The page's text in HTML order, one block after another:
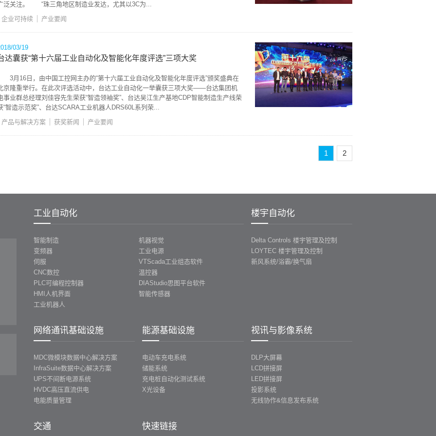
泛关注。 “珠三角地区制造业发达，尤其以3C为...
企业可持续
产业要闻
03/19
达囊获“第十六届工业自动化及智能化年度评选”三项大奖
16日，由中国工控网主办的“第十六届工业自动化及智能化年度评选”颁奖盛典在
京隆重举行。在此次评选活动中，台达工业自动化一举囊获三项大奖——台达集团机
事业群总经理刘佳容先生荣获“智造领袖奖”、台达吴江生产基地CDP智能制造生产线荣
“智造示范奖”、台达SCARA工业机器人DRS60L系列荣...
产品与解决方案
获奖新闻 产业要闻
1 2
工业自动化
智能制造
变频器
伺服
CNC数控
PLC可编程控制器
HMI人机界面
工业机器人
机器视觉
工业电源
VTScada工业组态软件
温控器
DIAStudio思图平台软件
智能传感器
楼宇自动化
Delta Controls 楼宇管理及控制
LOYTEC 楼宇管理及控制
新风系统/浴霸/换气扇
网络通讯基础设施
MDC微模块数据中心解决方案
InfraSuite数据中心解决方案
UPS不间断电源系统
HVDC高压直流供电
电能质量管理
能源基础设施
电动车充电系统
储能系统
充电桩自动化测试系统
X光设备
视讯与影像系统
DLP大屏幕
LCD拼接屏
LED拼接屏
投影系统
无线协作&信息发布系统
交通 快速链接